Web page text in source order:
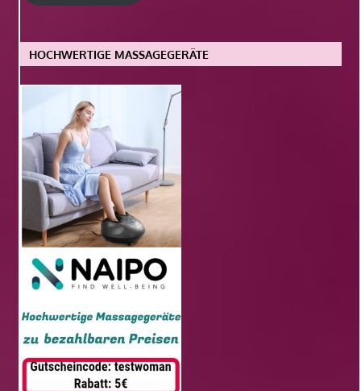
HOCHWERTIGE MASSAGEGERÄTE